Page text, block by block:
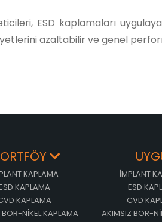
ESD kaplamaları
azaltabilir ve genel
KAPLAMA
KAPLAMA
KAPLAMA
NİKEL KAPLAMA
İMPLANT
ESD
CVD
AKIMSIZ BOR-